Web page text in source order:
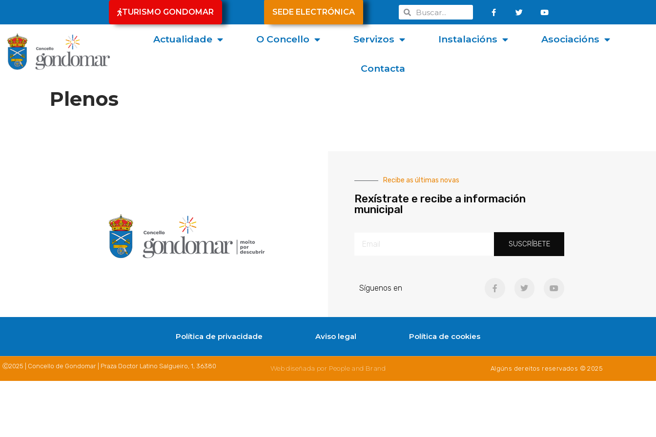
TURISMO GONDOMAR SEDE ELECTRÓNICA
Actualidade O Concello Servizos Instalacións Asociacións
Contacta
Plenos
Recibe as últimas novas
Rexístrate e recibe a información
municipal
SUSCRÍBETE
Síguenos en
Política de privacidade Aviso legal Política de cookies
Ⓒ2025 | Concello de Gondomar | Praza Doctor Latino Salgueiro, 1, 36380 Web diseñada por People and Brand Algúns dereitos reservados © 2025